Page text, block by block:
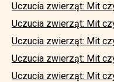
Uczucia zwierząt: Mit
Uczucia zwierząt: Mit
Uczucia zwierząt: Mit
Uczucia zwierząt: Mit
Uczucia zwierząt: Mit